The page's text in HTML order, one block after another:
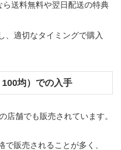
送料無料や翌日配送の特典
、適切なタイミングで購入
均）での入手
店舗でも販売されています。
で販売されることが多く、